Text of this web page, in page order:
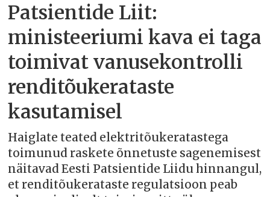
Patsientide Liit:
ministeeriumi kava ei taga
toimivat vanusekontrolli
renditõukerataste
kasutamisel
Haiglate teated elektritõukeratastega
toimunud raskete õnnetuste sagenemisest
näitavad Eesti Patsientide Liidu hinnangul,
et renditõukerataste regulatsioon peab